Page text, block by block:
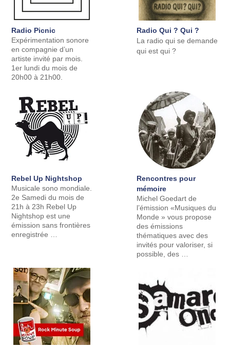
Radio Picnic
Expérimentation sonore
en compagnie d’un
artiste invité par mois.
1er lundi du mois de
20h00 à 21h00.
Radio Qui ? Qui ?
La radio qui se demande
qui est qui ?
Rebel Up Nightshop
Musicale sono mondiale.
2e Samedi du mois de
21h à 23h Rebel Up
Nightshop est une
émission sans frontières
enregistrée …
Rencontres pour
mémoire
Michel Goedart de
l’émission «Musiques du
Monde » vous propose
des émissions
thématiques avec des
invités pour valoriser, si
possible, des …